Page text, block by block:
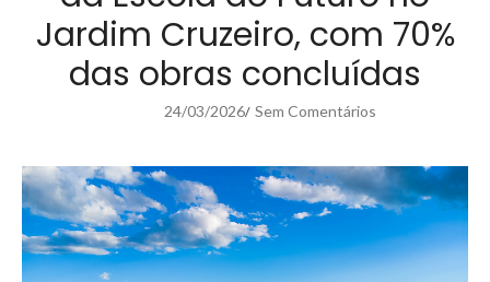
Jardim Cruzeiro, com 70%
das obras concluídas
24/03/2026/ Sem Comentários